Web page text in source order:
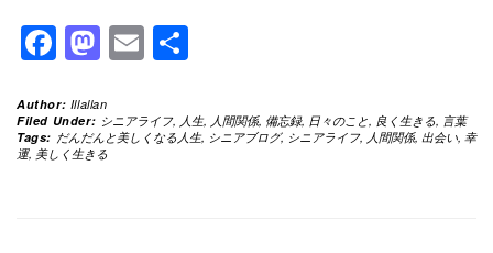
Facebook
Mastodon
Email
Author: Illallan
Filed Under: シニアライフ, 人生, 人間関係, 備忘録, 日々のこと, 良く生きる, 言葉
Tags: だんだんと美しくなる人生, シニアブログ, シニアライフ, 人間関係, 出会い, 幸
運, 美しく生きる